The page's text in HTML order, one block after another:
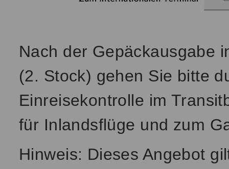
Nach der Gepäckausgabe
(2. Stock) gehen Sie bitte
Einreisekontrolle im
für Inlandsflüge und zum
Hinweis: Dieses Angebot